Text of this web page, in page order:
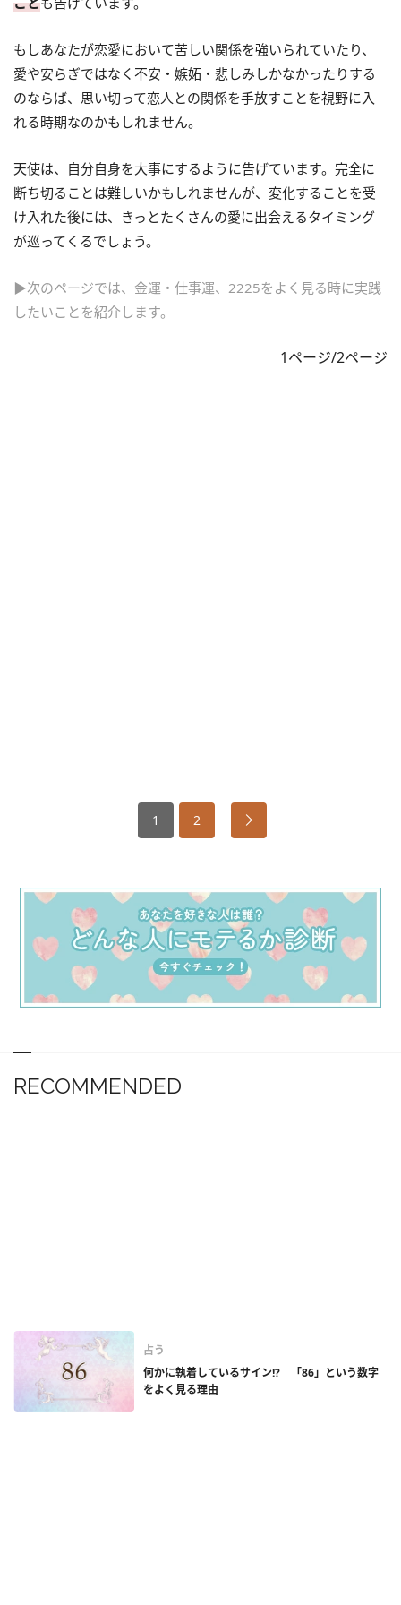
もしあなたが恋愛において苦しい関係を強いられていたり、
愛や安らぎではなく不安・嫉妬・悲しみしかなかったりする
のならば、思い切って恋人との関係を手放すことを視野に入
れる時期なのかもしれません。
天使は、自分自身を大事にするように告げています。完全に
断ち切ることは難しいかもしれませんが、変化することを受
け入れた後には、きっとたくさんの愛に出会えるタイミング
が巡ってくるでしょう。
▶次のページでは、金運・仕事運、2225をよく見る時に実践
したいことを紹介します。
1ページ/2ページ
1 2
RECOMMENDED
占う
何かに執着しているサイン!? 「86」という数字
をよく見る理由